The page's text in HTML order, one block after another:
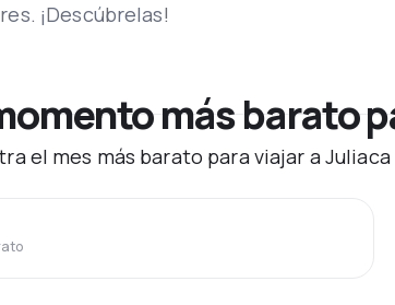
¡Descúbrelas!
más barato
el mes más barato para viajar a Juliaca